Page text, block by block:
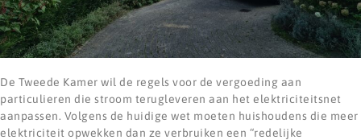
De Tweede Kamer wil de regels voor de vergoeding aan
particulieren die stroom terugleveren aan het elektriciteitsnet
aanpassen. Volgens de huidige wet moeten huishoudens die meer
elektriciteit opwekken dan ze verbruiken een “redelijke